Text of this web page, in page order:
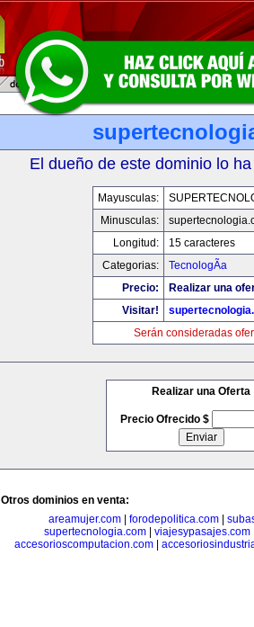
El dueño de este dominio lo
Mayusculas:
Minusculas:
Longitud:
15 caracteres
Categorias:
TecnologÃ­a
Precio:
Realizar una
Visitar!
Serán consideradas
Realizar una Oferta
Precio Ofrecido $
Otros dominios en venta:
areamujer.com
forodepolitica.com
supertecnologia.com| viajesypasajes.com
accesorioscomputacion.com